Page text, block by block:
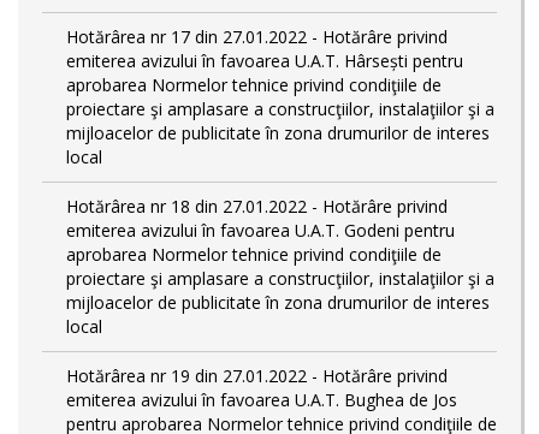
Hotărârea nr 17 din 27.01.2022 - Hotărâre privind
emiterea avizului în favoarea U.A.T. Hârsești pentru
aprobarea Normelor tehnice privind condiţiile de
proiectare şi amplasare a construcţiilor, instalaţiilor şi a
mijloacelor de publicitate în zona drumurilor de interes
local
Hotărârea nr 18 din 27.01.2022 - Hotărâre privind
emiterea avizului în favoarea U.A.T. Godeni pentru
aprobarea Normelor tehnice privind condiţiile de
proiectare şi amplasare a construcţiilor, instalaţiilor şi a
mijloacelor de publicitate în zona drumurilor de interes
local
Hotărârea nr 19 din 27.01.2022 - Hotărâre privind
emiterea avizului în favoarea U.A.T. Bughea de Jos
pentru aprobarea Normelor tehnice privind condiţiile de